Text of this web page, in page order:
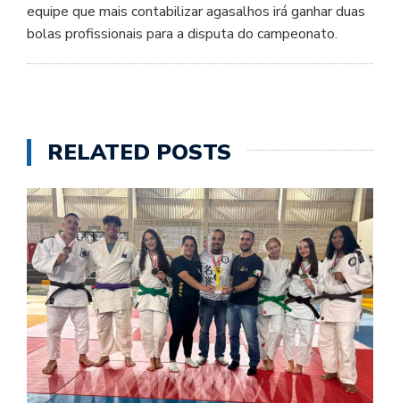
equipe que mais contabilizar agasalhos irá ganhar duas
bolas profissionais para a disputa do campeonato.
RELATED POSTS